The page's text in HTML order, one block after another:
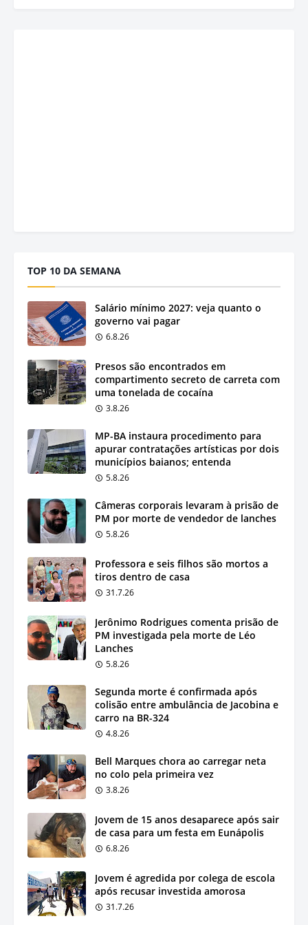
TOP 10 DA SEMANA
Salário mínimo 2027: veja quanto o
governo vai pagar
6.8.26
Presos são encontrados em
compartimento secreto de carreta com
uma tonelada de cocaína
3.8.26
MP-BA instaura procedimento para
apurar contratações artísticas por dois
municípios baianos; entenda
5.8.26
Câmeras corporais levaram à prisão de
PM por morte de vendedor de lanches
5.8.26
Professora e seis filhos são mortos a
tiros dentro de casa
31.7.26
Jerônimo Rodrigues comenta prisão de
PM investigada pela morte de Léo
Lanches
5.8.26
Segunda morte é confirmada após
colisão entre ambulância de Jacobina e
carro na BR-324
4.8.26
Bell Marques chora ao carregar neta
no colo pela primeira vez
3.8.26
Jovem de 15 anos desaparece após sair
de casa para um festa em Eunápolis
6.8.26
Jovem é agredida por colega de escola
após recusar investida amorosa
31.7.26